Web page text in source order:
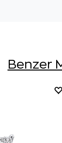
Benzer